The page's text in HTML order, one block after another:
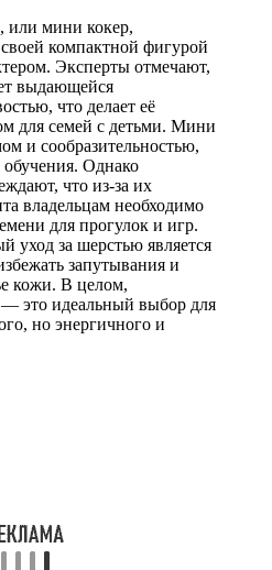
или мини кокер,
компактной фигурой
Эксперты отмечают,
выдающейся
что делает её
для семей с детьми. Мини
и сообразительностью,
обучения. Однако
что из-за их
владельцам необходимо
для прогулок и игр.
уход за шерстью является
запутывания и
кожи. В целом,
это идеальный выбор для
но энергичного и